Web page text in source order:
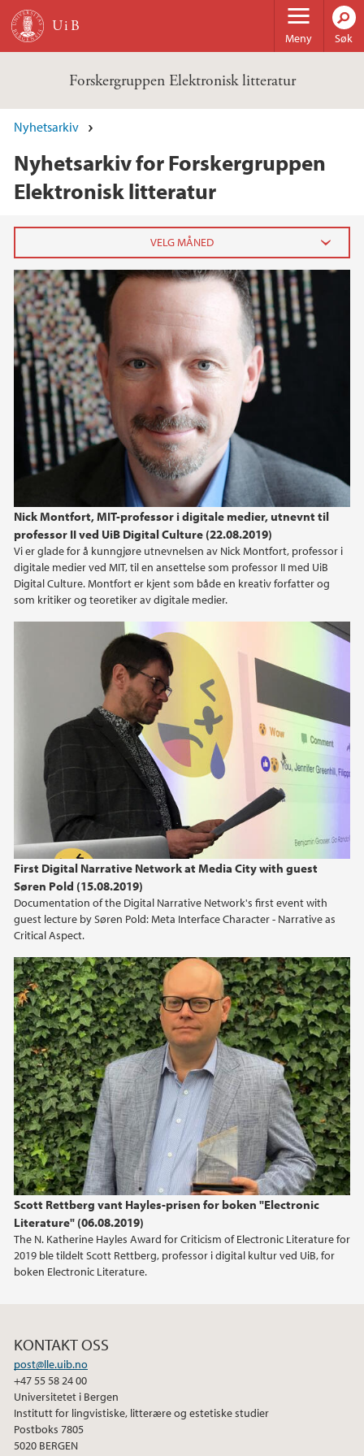
Hopp til hovedinnhold
Meny Søk
Forskergruppen Elektronisk litteratur
Nyhetsarkiv
Nyhetsarkiv for Forskergruppen
Elektronisk litteratur
Nick Montfort, MIT-professor i digitale medier, utnevnt til
professor II ved UiB Digital Culture (22.08.2019)
Vi er glade for å kunngjøre utnevnelsen av Nick Montfort, professor i
digitale medier ved MIT, til en ansettelse som professor II med UiB
Digital Culture. Montfort er kjent som både en kreativ forfatter og
som kritiker og teoretiker av digitale medier.
First Digital Narrative Network at Media City with guest
Søren Pold (15.08.2019)
Documentation of the Digital Narrative Network's first event with
guest lecture by Søren Pold: Meta Interface Character - Narrative as
Critical Aspect.
Scott Rettberg vant Hayles-prisen for boken "Electronic
Literature" (06.08.2019)
The N. Katherine Hayles Award for Criticism of Electronic Literature for
2019 ble tildelt Scott Rettberg, professor i digital kultur ved UiB, for
boken Electronic Literature.
2023
august (1)
2022
2021
2019
2017
2016
2015
2013
2012
2011
KONTAKT OSS
post@lle.uib.no
+47 55 58 24 00
Universitetet i Bergen
Institutt for lingvistiske, litterære og estetiske studier
Postboks 7805
5020 BERGEN